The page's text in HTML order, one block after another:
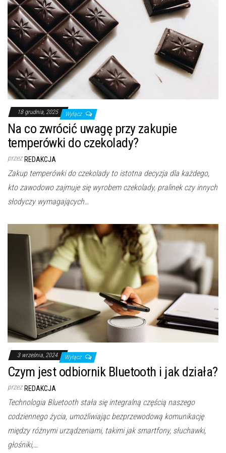
18 grudnia, 2025 Wyłącz
Na co zwrócić uwagę przy zakupie
temperówki do czekolady?
przez REDAKCJA
Zakup temperówki do czekolady to istotna decyzja dla każdego,
kto zawodowo zajmuje się wyrobem czekolady, pralinek czy innych
słodyczy wymagających…
3 września, 2024 Wyłącz
Czym jest odbiornik Bluetooth i jak działa?
przez REDAKCJA
Technologia Bluetooth stała się integralną częścią naszego
codziennego życia, umożliwiając bezprzewodową komunikację
między różnymi urządzeniami, takimi jak smartfony, słuchawki,
głośniki,…